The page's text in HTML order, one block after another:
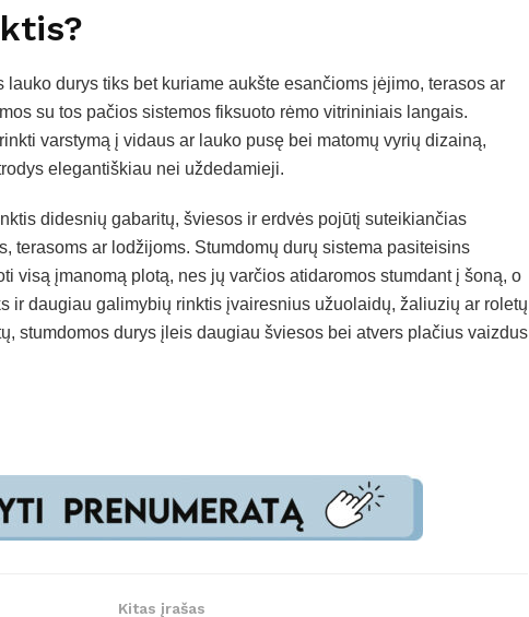
durys tiks bet kuriame aukšte esančioms įėjimo, terasos ar
su tos pačios sistemos fiksuoto rėmo vitrininiais langais.
varstymą į vidaus ar lauko pusę bei matomų vyrių dizainą,
elegantiškiau nei uždedamieji.
didesnių gabaritų, šviesos ir erdvės pojūtį suteikiančias
terasoms ar lodžijoms. Stumdomų durų sistema pasiteisins
visą įmanomą plotą, nes jų varčios atidaromos stumdant į šoną, o
ir daugiau galimybių rinktis įvairesnius užuolaidų, žaliuzių ar roletų
stumdomos durys įleis daugiau šviesos bei atvers plačius vaizdus
Kitas įrašas